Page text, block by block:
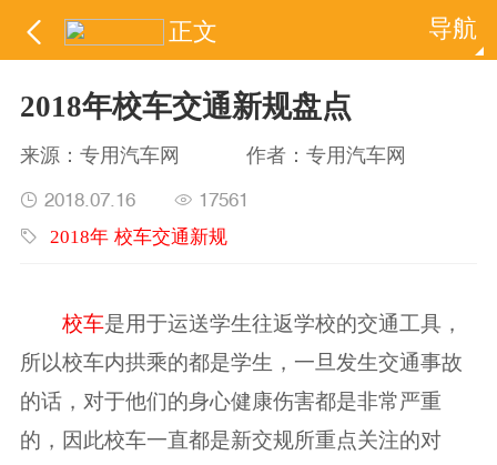
 正文 导航
2018年校车交通新规盘点
来源： 专用汽车网 作者： 专用汽车网
 2018.07.16  17561
 2018年 校车交通新规
校车是用于运送学生往返学校的交通工具，
所以校车内拱乘的都是学生，一旦发生交通事故
的话，对于他们的身心健康伤害都是非常严重
的，因此校车一直都是新交规所重点关注的对